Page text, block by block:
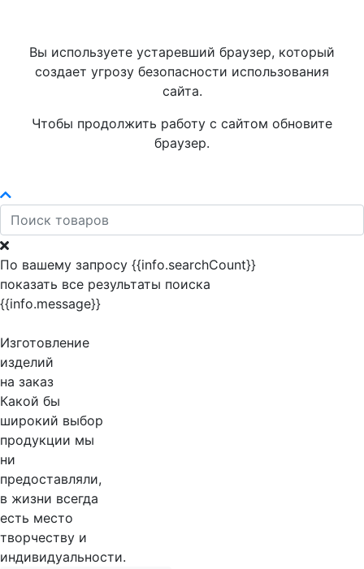
Вы используете устаревший браузер, который
создает угрозу безопасности использования
сайта.
Чтобы продолжить работу с сайтом обновите
браузер.
По вашему запросу {{info.searchCount}}
показать все результаты поиска
{{info.message}}
Изготовление
изделий
на заказ
Какой бы
широкий выбор
продукции мы
ни
предоставляли,
в жизни всегда
есть место
творчеству и
индивидуальности.